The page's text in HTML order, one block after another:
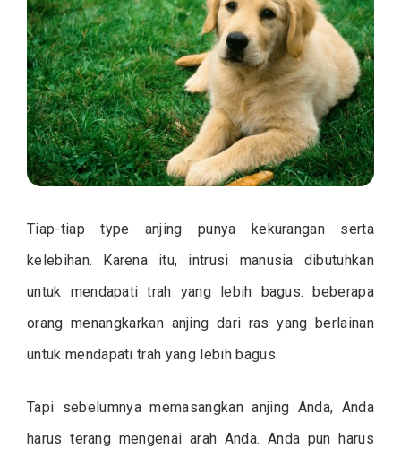
Tiap-tiap type anjing punya kekurangan serta
kelebihan. Karena itu, intrusi manusia dibutuhkan
untuk mendapati trah yang lebih bagus. beberapa
orang menangkarkan anjing dari ras yang berlainan
untuk mendapati trah yang lebih bagus.
Tapi sebelumnya memasangkan anjing Anda, Anda
harus terang mengenai arah Anda. Anda pun harus